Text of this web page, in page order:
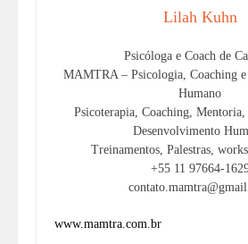
Lilah Kuhn
Psicóloga e Coach de
MAMTRA – Psicologia, Coaching
Humano
Psicoterapia, Coaching,
Desenvolvimento
Treinamentos, Palestras,
+55 11 97664-
www.mamtra.com.br